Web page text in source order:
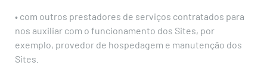
• com outros prestadores de serviços contratados para
nos auxiliar com o funcionamento dos Sites, por
exemplo, provedor de hospedagem e manutenção dos
Sites.